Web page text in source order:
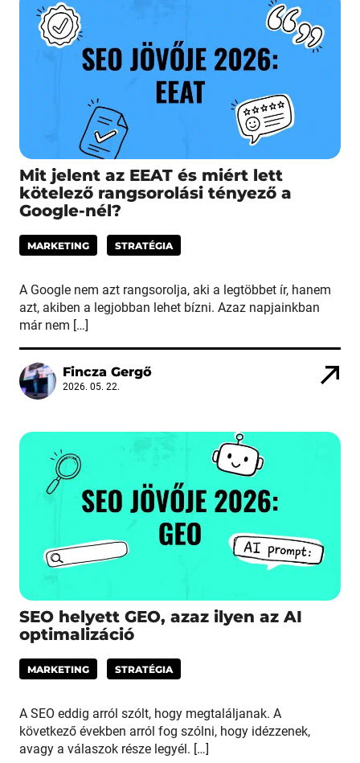
Mit jelent az EEAT és miért lett
kötelező rangsorolási tényező a
Google-nél?
MARKETING STRATÉGIA
A Google nem azt rangsorolja, aki a legtöbbet ír, hanem
azt, akiben a legjobban lehet bízni. Azaz napjainkban
már nem […]
Fincza Gergő
2026. 05. 22.
SEO helyett GEO, azaz ilyen az AI
optimalizáció
MARKETING STRATÉGIA
A SEO eddig arról szólt, hogy megtaláljanak. A
következő években arról fog szólni, hogy idézzenek,
avagy a válaszok része legyél. […]